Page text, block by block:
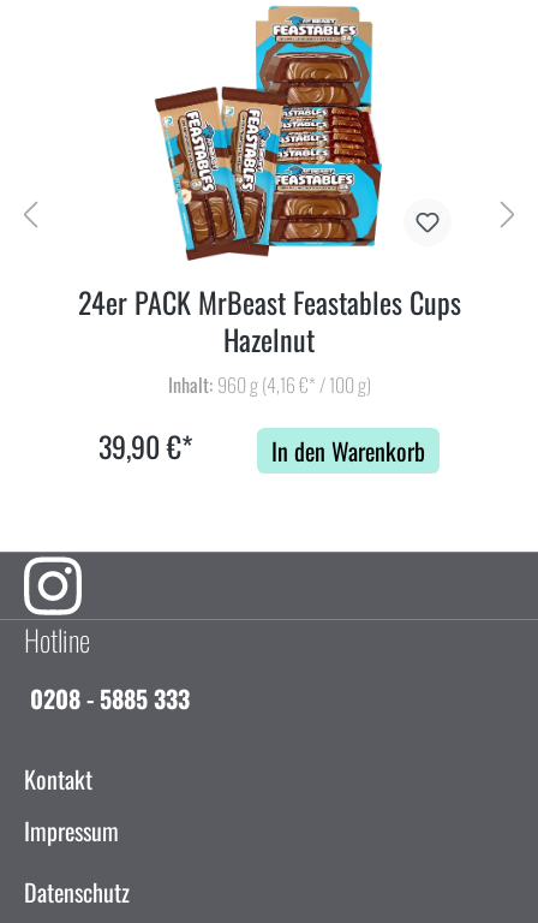
24er PACK MrBeast Feastables Cups
Hazelnut
Inhalt: 960 g(4,16 €* / 100 g)
39,90 €* In den Warenkorb
Hotline
0208 - 5885 333
Kontakt
Impressum
Datenschutz